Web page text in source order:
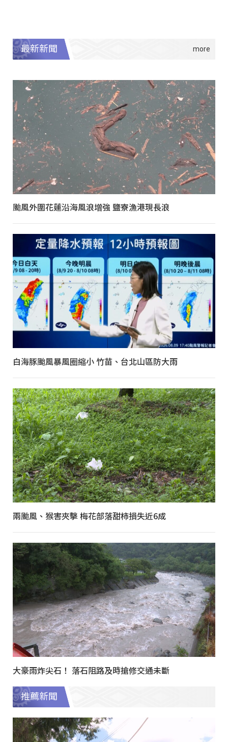
最新新聞
颱風外圍花蓮沿海風浪增強 鹽寮漁港現長浪
白海豚颱風暴風圈縮小 竹苗、台北山區防大雨
兩颱風、猴害夾擊 梅花部落甜柿損失近6成
大豪雨炸尖石！ 落石阻路及時搶修交通未斷
推薦新聞